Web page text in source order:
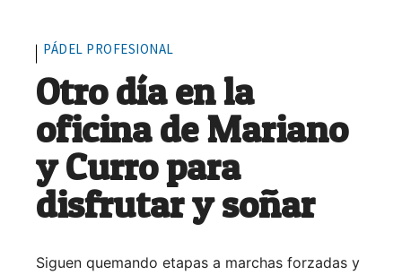
PÁDEL PROFESIONAL
Otro día en la
oficina de Mariano
y Curro para
disfrutar y soñar
Siguen quemando etapas a marchas forzadas y